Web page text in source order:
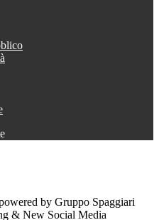
by Gruppo Spaggiari
& New Social Media